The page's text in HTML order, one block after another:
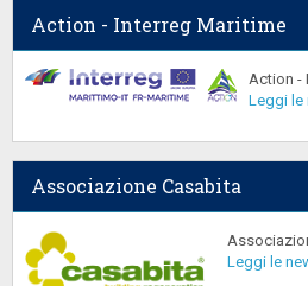
Action - Interreg Maritime
Action -
Leggi le
Associazione Casabita
Leggi le